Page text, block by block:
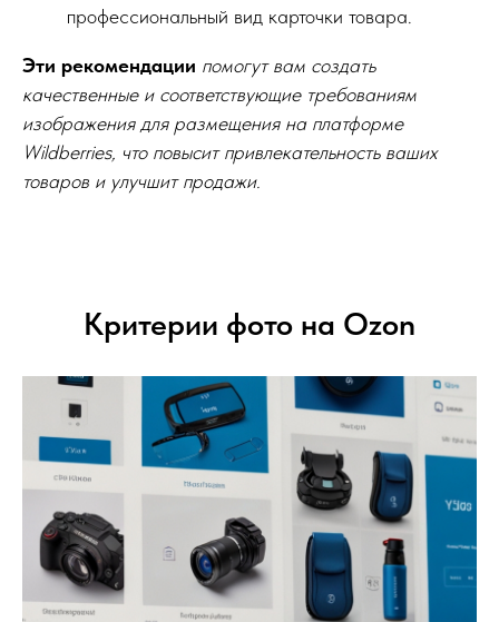
профессиональный вид карточки товара.
Эти рекомендации помогут вам создать
качественные и соответствующие требованиям
изображения для размещения на платформе
Wildberries, что повысит привлекательность ваших
товаров и улучшит продажи.
Критерии фото на Ozon